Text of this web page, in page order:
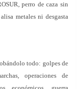
perro de caza sin
metales ni desgasta
todo: golpes de
operaciones de